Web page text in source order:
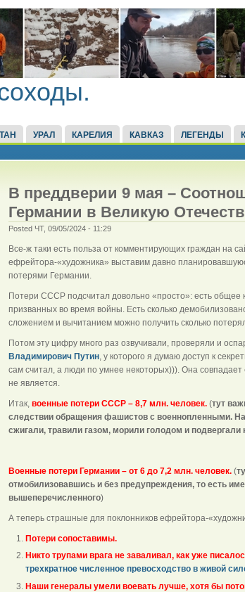
УРАЛ КАРЕЛИЯ КАВКАЗ ЛЕГЕНДЫ
В преддверии 9 мая –
Германии в Великую
Posted ЧТ, 09/05/2024 - 11:29
Все-ж таки есть польза от комментирующих граждан на
ефрейтора-«художника» выставим давно
потерями Германии.
Потери СССР подсчитал довольно «просто»: есть общее
призванных во время войны. Есть сколько
сложением и вычитанием можно получить сколько
Потом эту цифру много раз озвучивали, проверяли и
Владимирович Путин, у которого я думаю доступ к
сам считал, а люди по умнее некоторых))). Она
не является.
Итак, военные потери СССР – 8,7 млн. человек.(тут
следствии обращения фашистов с военнопленными.
сжигали, травили газом, морили голодом и
Военные потери Германии – от 6 до 7,2 млн. человек.(
отмобилизовавшись и без предупреждения, то есть
вышеперечисленного)
А теперь страшные для поклонников ефрейтора-
Потери сопоставимы.
Никто трупами врага не заваливал, как уже
трехкратное численное превосходство в живой
Наши генералы умели воевать лучше, хотя бы